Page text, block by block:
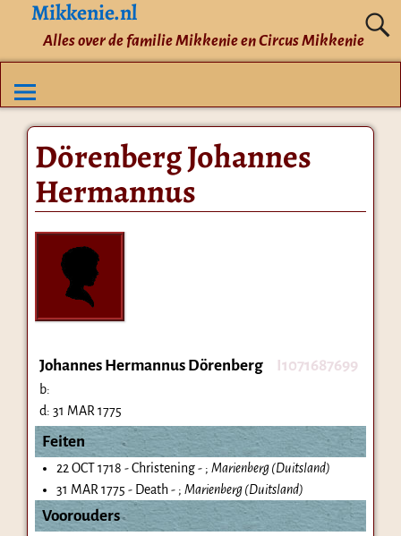
Mikkenie.nl
Alles over de familie Mikkenie en Circus Mikkenie
Dörenberg Johannes
Hermannus
Johannes Hermannus Dörenberg I1071687699
b:
d: 31 MAR 1775
Feiten
22 OCT 1718 - Christening - ; Marienberg (Duitsland)
31 MAR 1775 - Death - ; Marienberg (Duitsland)
Voorouders